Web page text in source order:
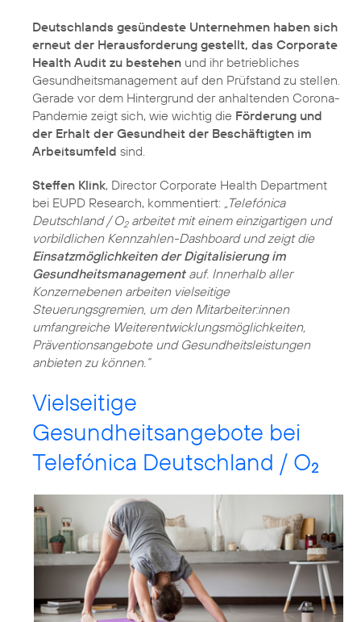
Deutschlands gesündeste Unternehmen haben sich
erneut der Herausforderung gestellt, das Corporate
Health Audit zu bestehen und ihr betriebliches
Gesundheitsmanagement auf den Prüfstand zu stellen.
Gerade vor dem Hintergrund der anhaltenden Corona-
Pandemie zeigt sich, wie wichtig die Förderung und
der Erhalt der Gesundheit der Beschäftigten im
Arbeitsumfeld sind.
Steffen Klink, Director Corporate Health Department
bei EUPD Research, kommentiert: „Telefónica
Deutschland / O2arbeitet mit einem einzigartigen und
vorbildlichen Kennzahlen-Dashboard und zeigt die
Einsatzmöglichkeiten der Digitalisierung im
Gesundheitsmanagementauf. Innerhalb aller
Konzernebenen arbeiten vielseitige
Steuerungsgremien, um den Mitarbeiter:innen
umfangreiche Weiterentwicklungsmöglichkeiten,
Präventionsangebote und Gesundheitsleistungen
anbieten zu können.“
Vielseitige
Gesundheitsangebote bei
Telefónica Deutschland / O2